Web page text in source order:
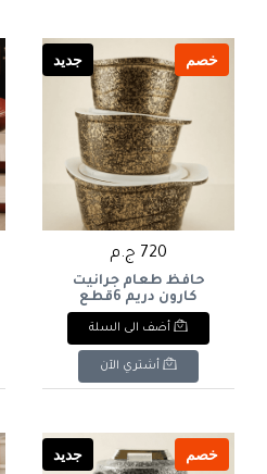
خصم جديد
720 ج.م
حافظ طعام جرانيت
كارون دريم 6قطع
أضف الى السلة
أشتري الآن
خصم جديد